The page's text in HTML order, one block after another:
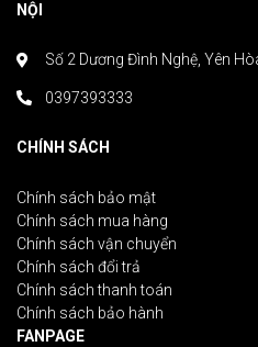
NỘI
Số 2 Dương Đình Nghệ, Yên
0397393333
CHÍNH SÁCH
Chính sách bảo mật
Chính sách mua hàng
Chính sách vận chuyển
Chính sách đổi trả
Chính sách thanh toán
Chính sách bảo hành
FANPAGE